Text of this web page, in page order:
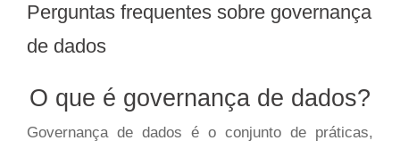
Perguntas frequentes sobre governança
de dados
O que é governança de dados?
Governança de dados é o conjunto de práticas,